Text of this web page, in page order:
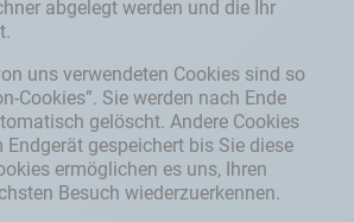
abgelegt werden und die Ihr
uns verwendeten Cookies sind so
Cookies”. Sie werden nach Ende
gelöscht. Andere Cookies
gespeichert bis Sie diese
ermöglichen es uns, Ihren
Besuch wiederzuerkennen.